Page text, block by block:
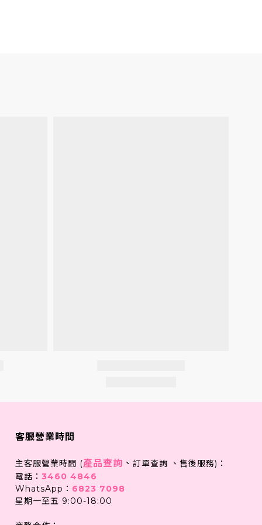
客服營業時間
主客服營業時間 (產品查詢 、 訂單查詢 、售後服務)：
電話： 3460 4846
WhatsApp： 6823 7098
星期一至五 9:00-18:00